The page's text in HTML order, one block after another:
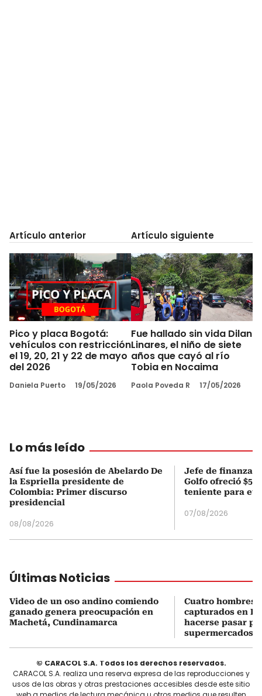
Artículo anterior
Pico y placa Bogotá:
vehículos con restricción
el 19, 20, 21 y 22 de mayo
del 2026
Daniela Puerto 19/05/2026
Artículo siguiente
Fue hallado sin vida Dilan
Linares, el niño de siete
años que cayó al río
Tobia en Nocaima
Paola Poveda R 17/05/2026
Lo más leído
Así fue la posesión de Abelardo De
la Espriella presidente de
Colombia: Primer discurso
presidencial
08/08/2026
Jefe de finanzas
Golfo ofreció
teniente para
07/08/2026
Últimas Noticias
Video de un oso andino comiendo
ganado genera preocupación en
Machetá, Cundinamarca
Cuatro hombres
capturados en
hacerse pasar
supermercados
© CARACOL S.A. Todos los derechos reservados.
CARACOL S.A. realiza una reserva expresa de las reproducciones y
usos de las obras y otras prestaciones accesibles desde este sitio